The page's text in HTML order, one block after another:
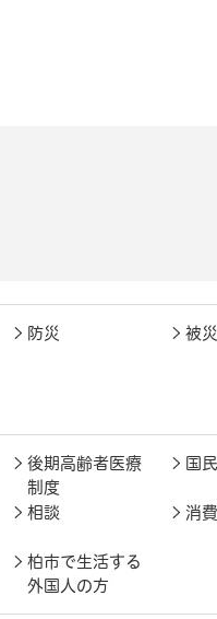
防災 被
後期高齢者医療
制度
国
相談 消
柏市で生活する
外国人の方